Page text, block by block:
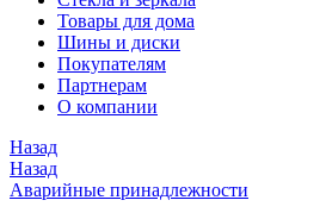
Товары для дома
Шины и диски
Покупателям
Партнерам
О компании
Назад
Назад
Аварийные принадлежности